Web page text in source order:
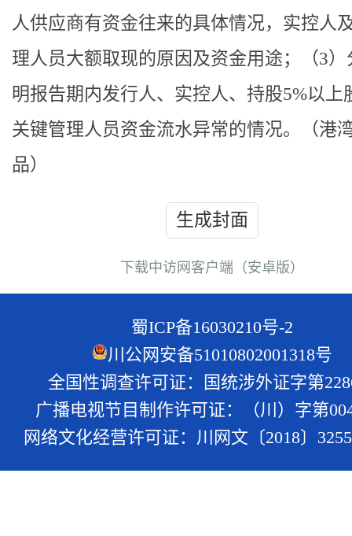
人供应商有资金往来的具体情况，实控人
理人员大额取现的原因及资金用途；（3）
明报告期内发行人、实控人、持股5%以上
关键管理人员资金流水异常的情况。（港
品）
生成封面
下载中访网客户端（安卓版）
蜀ICP备16030210号-2
川公网安备51010802001318号
全国性调查许可证：国统涉外证字第
广播电视节目制作许可证：（川）字第
网络文化经营许可证：川网文〔2018〕